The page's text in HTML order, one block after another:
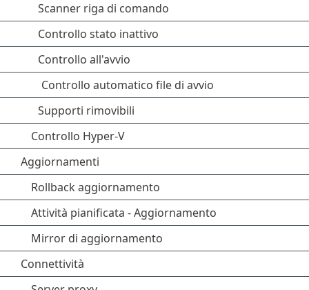
Scanner riga di comando
Controllo stato inattivo
Controllo all'avvio
Controllo automatico file di avvio
Supporti rimovibili
Controllo Hyper-V
Aggiornamenti
Rollback aggiornamento
Attività pianificata - Aggiornamento
Mirror di aggiornamento
Connettività